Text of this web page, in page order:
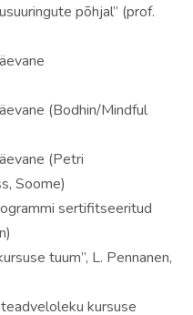
põhjal” (prof.
(Bodhin/Mindful
(Petri
Soome)
sertifitseeritud
tuum”, L. Pennanen,
kursuse